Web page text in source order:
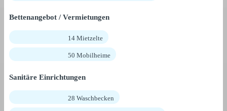
Bettenangebot / Vermietungen
14 Mietzelte
50 Mobilheime
Sanitäre Einrichtungen
28 Waschbecken